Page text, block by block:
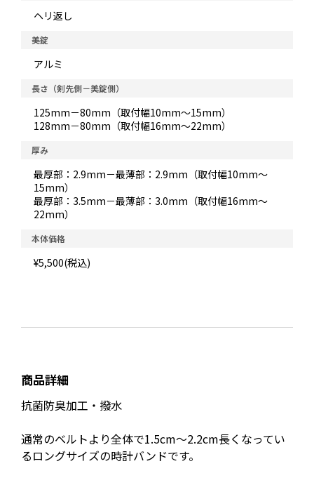
ヘリ返し
美錠
アルミ
長さ（剣先側－美錠側）
125mm－80mm（取付幅10mm～15mm）
128mm－80mm（取付幅16mm～22mm）
厚み
最厚部：2.9mm－最薄部：2.9mm（取付幅10mm～
15mm）
最厚部：3.5mm－最薄部：3.0mm（取付幅16mm～
22mm）
本体価格
¥5,500(税込)
商品詳細
抗菌防臭加工・撥水
通常のベルトより全体で1.5cm～2.2cm長くなってい
るロングサイズの時計バンドです。